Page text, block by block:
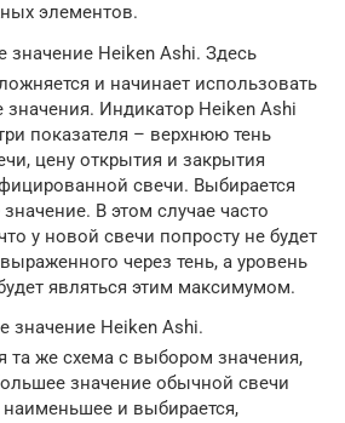
элементов.
значение Heiken Ashi. Здесь
и начинает использовать
Индикатор Heiken Ashi
показателя – верхнюю тень
цену открытия и закрытия
свечи. Выбирается
В этом случае часто
у новой свечи попросту не будет
через тень, а уровень
являться этим максимумом.
значение Heiken Ashi.
та же схема с выбором значения,
значение обычной свечи
наименьшее и выбирается,